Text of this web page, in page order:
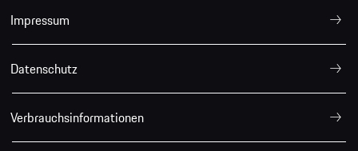
Impressum
Datenschutz
Verbrauchsinformationen